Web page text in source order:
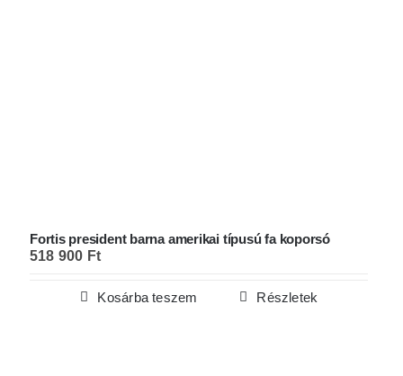
Fortis president barna amerikai típusú fa koporsó
518 900 Ft
Kosárba teszem Részletek